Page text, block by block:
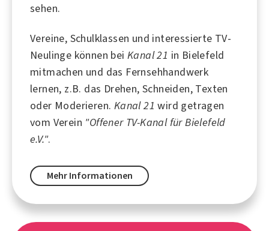
sehen.
Vereine, Schulklassen und interessierte TV-
Neulinge können bei Kanal 21 in Bielefeld
mitmachen und das Fernsehhandwerk
lernen, z.B. das Drehen, Schneiden, Texten
oder Moderieren. Kanal 21 wird getragen
vom Verein "Offener TV-Kanal für Bielefeld
e.V.".
Mehr Informationen